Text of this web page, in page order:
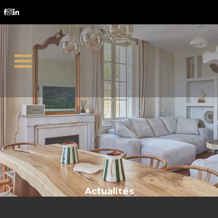
mas Provence
Actualités